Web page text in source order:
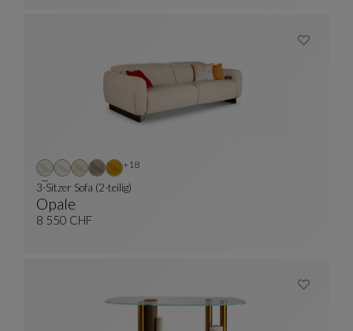
Opale
3-Sitzer Sofa (2-Teilig)
Siehe Vollständige Beschreibung
3-Sitzer Sofa (2-teilig)
8 550 CHF
+18Weitere Farben : 18 verfügbare farben